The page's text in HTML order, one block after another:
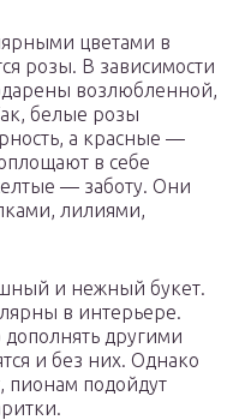
цветами в
розы. В зависимости
возлюбленной,
белые розы
а красные —
в себе
— заботу. Они
лилиями,
и нежный букет.
в интерьере.
другими
и без них. Однако
пионам подойдут